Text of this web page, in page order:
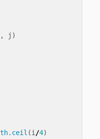
, j )
(i/4)